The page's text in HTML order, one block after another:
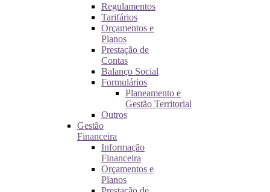
Regulamentos
Tarifários
Orçamentos e
Planos
Prestação de
Contas
Balanço Social
Formulários
Planeamento e
Gestão Territorial
Outros
Gestão
Financeira
Informação
Financeira
Orçamentos e
Planos